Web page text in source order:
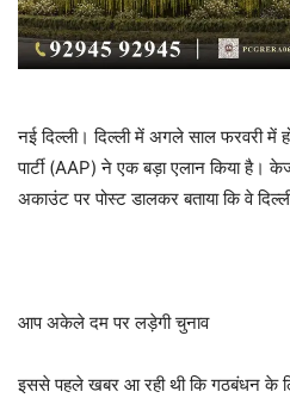
नई दिल्ली। दिल्ली में अगले साल फरवरी
पार्टी (AAP) ने एक बड़ा एलान किया है।
अकाउंट पर पोस्ट डालकर बताया कि वे
आप अकेले दम पर लड़ेगी चुनाव
इससे पहले खबर आ रही थी कि गठबंधन के